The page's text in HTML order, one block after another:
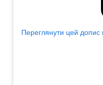
Переглянути цей допис